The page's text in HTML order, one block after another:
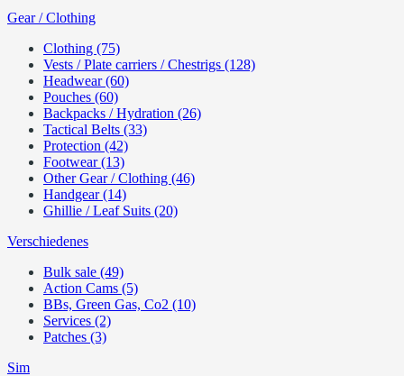
Gear / Clothing
Clothing (75)
Vests / Plate carriers / Chestrigs (128)
Headwear (60)
Pouches (60)
Backpacks / Hydration (26)
Tactical Belts (33)
Protection (42)
Footwear (13)
Other Gear / Clothing (46)
Handgear (14)
Ghillie / Leaf Suits (20)
Verschiedenes
Bulk sale (49)
Action Cams (5)
BBs, Green Gas, Co2 (10)
Services (2)
Patches (3)
Sim